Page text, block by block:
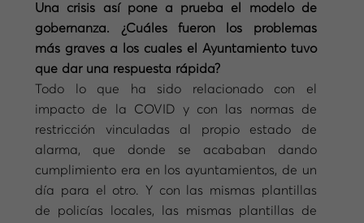
Una crisis así pone a prueba el modelo de
gobernanza. ¿Cuáles fueron los problemas
más graves a los cuales el Ayuntamiento tuvo
que dar una respuesta rápida?
Todo lo que ha sido relacionado con el
impacto de la COVID y con las normas de
restricción vinculadas al propio estado de
alarma, que donde se acababan dando
cumplimiento era en los ayuntamientos, de un
día para el otro. Y con las mismas plantillas
de policías locales, las mismas plantillas de